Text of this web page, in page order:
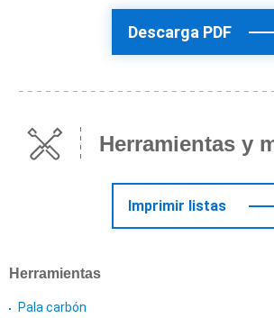
Descarga PDF
Herramientas y
Imprimir listas
Herramientas
Pala carbón